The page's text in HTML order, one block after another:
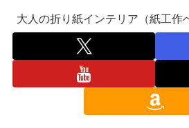
大人の折り紙インテリア（紙工作